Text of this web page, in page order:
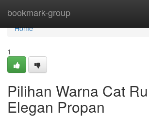
bookmark-group
Home
Home
1
Pilihan Warna Cat
Elegan Propan